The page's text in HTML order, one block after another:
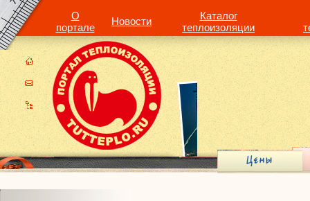
О
портале
Новости
Каталог
теплоизоляции